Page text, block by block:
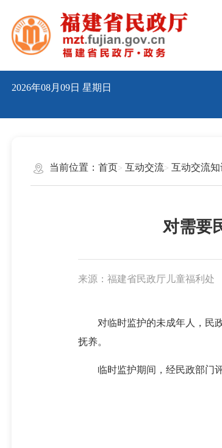
2026年08月09日 星期日
当前位置： 首页 互动交流 互动交流
对需要
来源：福建省民政厅儿童福利处
对临时监护的未成年人，民政
抚养。
临时监护期间，经民政部门评